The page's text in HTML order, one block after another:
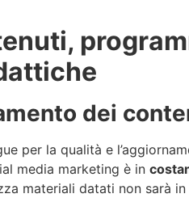
dei
per la qualità e
media marketing è in
materiali datati non sarà